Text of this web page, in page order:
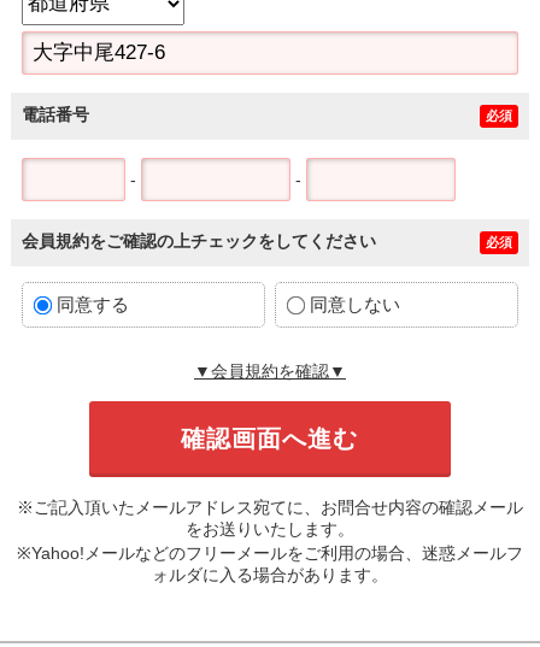
電話番号 必須
- -
会員規約をご確認の上チェックをしてください 必須
同意する 同意しない
▼会員規約を確認▼
※ご記入頂いたメールアドレス宛てに、お問合せ内容の確認メール
をお送りいたします。
※Yahoo!メールなどのフリーメールをご利用の場合、迷惑メールフ
ォルダに入る場合があります。